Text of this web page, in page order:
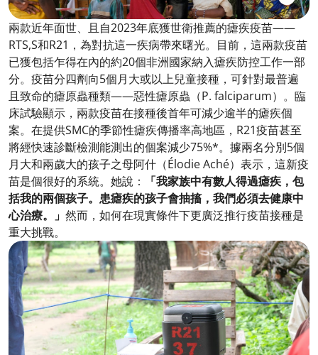
兩款近年面世、且自2023年底獲世衛推薦的瘧疾疫苗——
RTS,S和R21，為對抗這一疾病帶來曙光。目前，這兩款疫苗
已獲包括乍得在內的約20個非洲國家納入瘧疾防控工作一部
分。疫苗分四劑向5個月大或以上兒童接種，可針對最普遍
且致命的瘧原蟲種類——惡性瘧原蟲（P. falciparum）。臨
床試驗顯示，兩款疫苗在接種後首年可減少逾半的瘧疾個
案。在提供SMC的季節性瘧疾傳播率高地區，R21疫苗甚至
將經快速診斷檢測能測出的個案減少75%*。據兩名分別5個
月大和兩歲大的孩子之母阿什（Élodie Aché）表示，這新疫
苗是個很好的系統。她說：
「我家族中有數人得過瘧疾，包
括我的兩個孩子。患瘧疾的孩子會抽搐，我們必須去健康中
心治療。」 然而，如何在現實條件下更廣泛推行疫苗接種是
重大挑戰。